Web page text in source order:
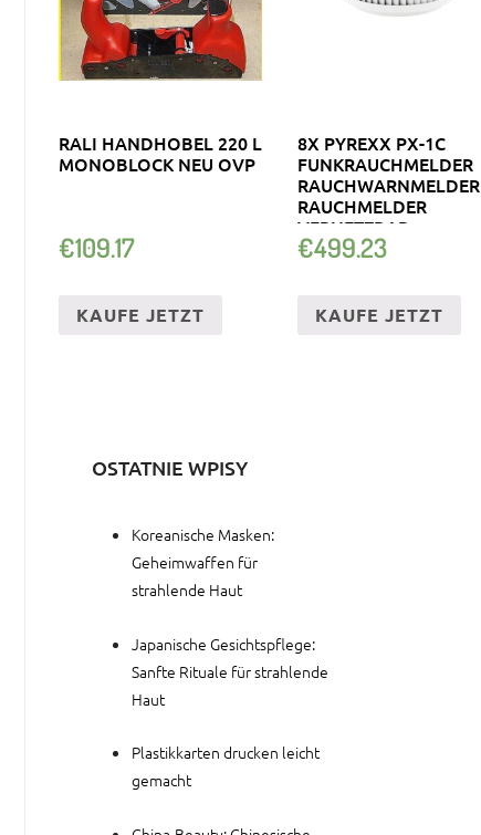
RALI HANDHOBEL 220 L
MONOBLOCK NEU OVP
€109.17
KAUFE JETZT
8X PYREXX PX-1C
FUNKRAUCHMELDER
RAUCHWARNMELDER
RAUCHMELDER
VERNETZBAR
€499.23
KAUFE JETZT
OSTATNIE WPISY
Koreanische Masken:
Geheimwaffen für
strahlende Haut
Japanische Gesichtspflege:
Sanfte Rituale für strahlende
Haut
Plastikkarten drucken leicht
gemacht